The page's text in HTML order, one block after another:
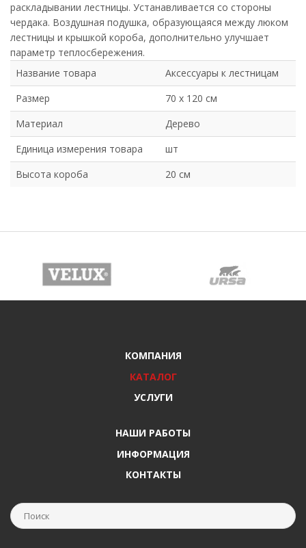
раскладывании лестницы. Устанавливается со стороны
чердака. Воздушная подушка, образующаяся между люком
лестницы и крышкой короба, дополнительно улучшает
параметр теплосбережения.
Название товара
Аксессуары к лестницам
Размер
70 х 120 см
Материал
Дерево
Единица измерения товара
шт
Высота короба
20 см
КОМПАНИЯ
КАТАЛОГ
УСЛУГИ
НАШИ РАБОТЫ
ИНФОРМАЦИЯ
КОНТАКТЫ